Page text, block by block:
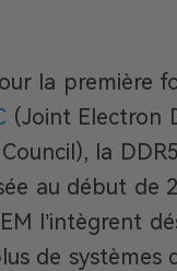
la première
(Joint Electron
la
au début de
l’intègrent
de systèmes